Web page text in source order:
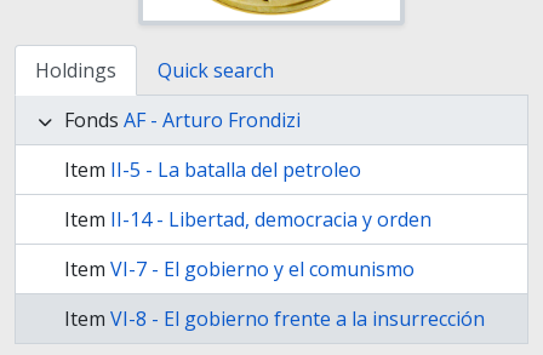
Holdings
Quick search
Fonds AF - Arturo Frondizi
Item II-5 - La batalla del petroleo
Item II-14 - Libertad, democracia y orden
Item VI-7 - El gobierno y el comunismo
Item VI-8 - El gobierno frente a la insurrección